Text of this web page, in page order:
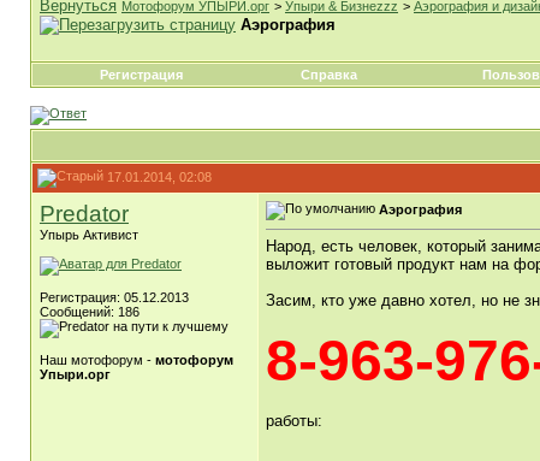
Мотофорум УПЫРИ.орг > Упыри & Бизнеzzz > Аэрография и
Аэрография
Регистрация Справка
17.01.2014, 02:08
Predator
Упырь Активист
Регистрация: 05.12.2013
Сообщений: 186
Наш мотофорум - мотофорум
Упыри.орг
Аэрография
Народ, есть человек, который
выложит готовый продукт нам на
Засим, кто уже давно хотел, но не
8-963-
работы: